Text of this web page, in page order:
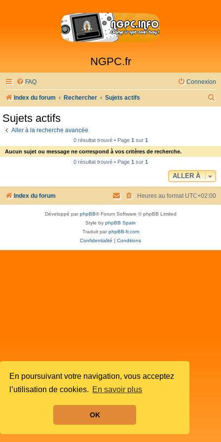
En poursuivant votre navigation, vous acceptez
l’utilisation de cookies. En savoir plus
OK
NGPC.fr
FAQ Connexion
Index du forum Rechercher Sujets actifs
h
Sujets actifs
Aller à la recherche avancée
0 résultat trouvé • Page 1sur 1
Aucun sujet ou message ne correspond à vos critères de recherche.
0 résultat trouvé • Page 1sur 1
ALLER À
Index du forum Heures au format UTC+02:00
Développé parphpBB® Forum Software © phpBB Limited
Style by phpBB Spain
Traduit parphpBB-fr.com
Confidentialité
Conditions